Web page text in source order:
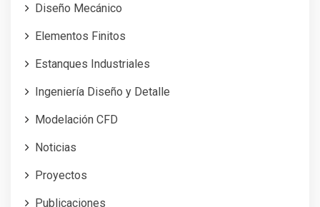
Diseño Mecánico
Elementos Finitos
Estanques Industriales
Ingeniería Diseño y Detalle
Modelación CFD
Noticias
Proyectos
Publicaciones